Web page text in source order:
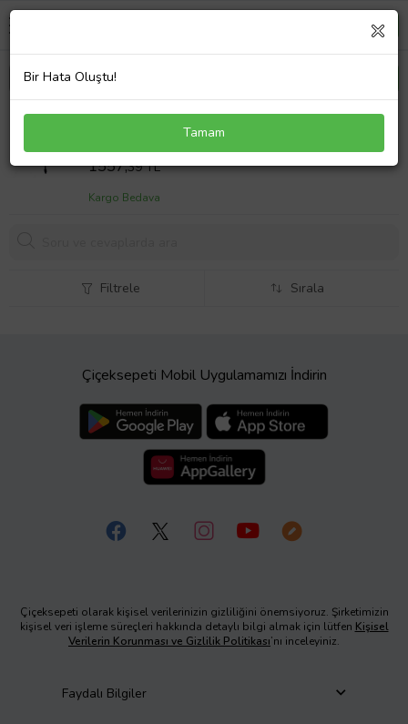
Lenovo ThinkPad 11e Chromebook 4th Gen
Notebook Adaptör Laptop Şarj
Sepet Fiyatı
1557,39 TL
Kargo Bedava
Filtrele Sırala
Çiçeksepeti Mobil Uygulamamızı İndirin
Çiçeksepeti olarak kişisel verilerinizin gizliliğini önemsiyoruz. Şirketimizin
kişisel veri işleme süreçleri hakkında detaylı bilgi almak için lütfen Kişisel
Verilerin Korunması ve Gizlilik Politikası’nı inceleyiniz.
Faydalı Bilgiler
Bir Hata Oluştu!
Tamam